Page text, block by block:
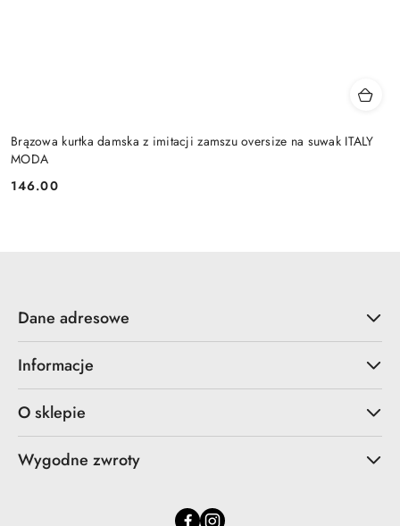
Brązowa kurtka damska z imitacji zamszu oversize na suwak ITALY
MODA
Cena:
146.00
Dane adresowe
Informacje
O sklepie
Wygodne zwroty